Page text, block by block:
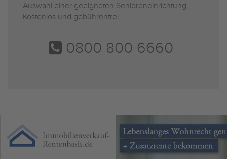
Auswahl einer geeigneten Senioreneinrichtung.
Kostenlos und gebührenfrei.
0800 800 6660